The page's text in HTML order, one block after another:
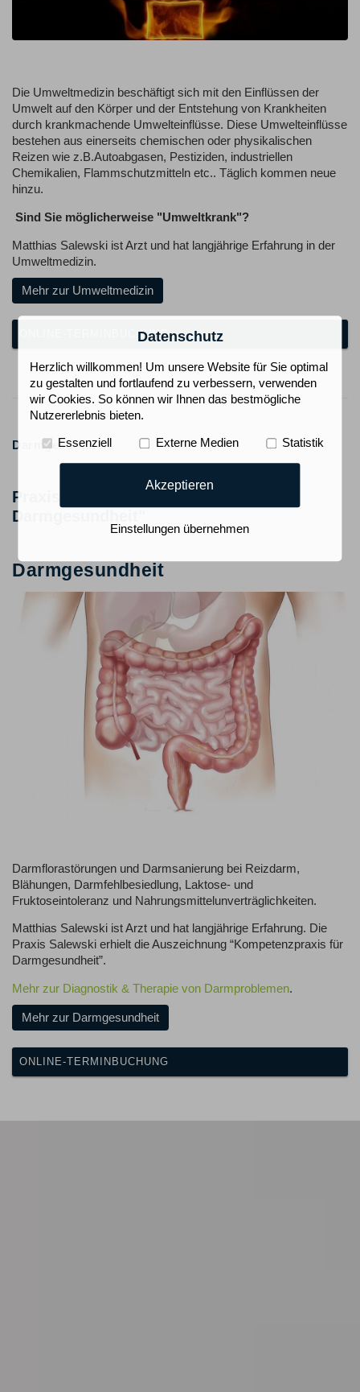
Die Umweltmedizin beschäftigt sich mit den Einflüssen der
Umwelt auf den Körper und der Entstehung von Krankheiten
durch krankmachende Umwelteinflüsse. Diese Umwelteinflüsse
bestehen aus einerseits chemischen oder physikalischen
Reizen wie z.B.Autoabgasen, Pestiziden, industriellen
Chemikalien, Flammschutzmitteln etc.. Täglich kommen neue
hinzu.
Sind Sie möglicherweise "Umweltkrank"?
Matthias Salewski ist Arzt und hat langjährige Erfahrung in der
Umweltmedizin.
Mehr zur Umweltmedizin
ONLINE-TERMINBUCHUNG
Darmgesundheit
Praxis ist "Kompetenzpraxis für
Darmgesundheit"
Darmgesundheit
Darmflorastörungen und Darmsanierung bei Reizdarm,
Blähungen, Darmfehlbesiedlung, Laktose- und
Fruktoseintoleranz und Nahrungsmittelunverträglichkeiten.
Matthias Salewski ist Arzt und hat langjährige Erfahrung. Die
Praxis Salewski erhielt die Auszeichnung “Kompetenzpraxis für
Darmgesundheit”.
Mehr zur Diagnostik & Therapie von Darmproblemen.
Mehr zur Darmgesundheit
ONLINE-TERMINBUCHUNG
Datenschutz
Herzlich willkommen! Um unsere Website für Sie optimal
zu gestalten und fortlaufend zu verbessern, verwenden
wir Cookies. So können wir Ihnen das bestmögliche
Nutzererlebnis bieten.
Essenziell Externe Medien Statistik
Akzeptieren
Einstellungen übernehmen